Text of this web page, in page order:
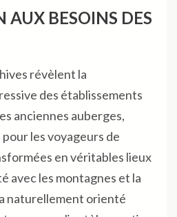
AUX BESOINS DES
révèlent la
des établissements
anciennes auberges,
les voyageurs de
en véritables lieux
avec les montagnes et la
naturellement orienté